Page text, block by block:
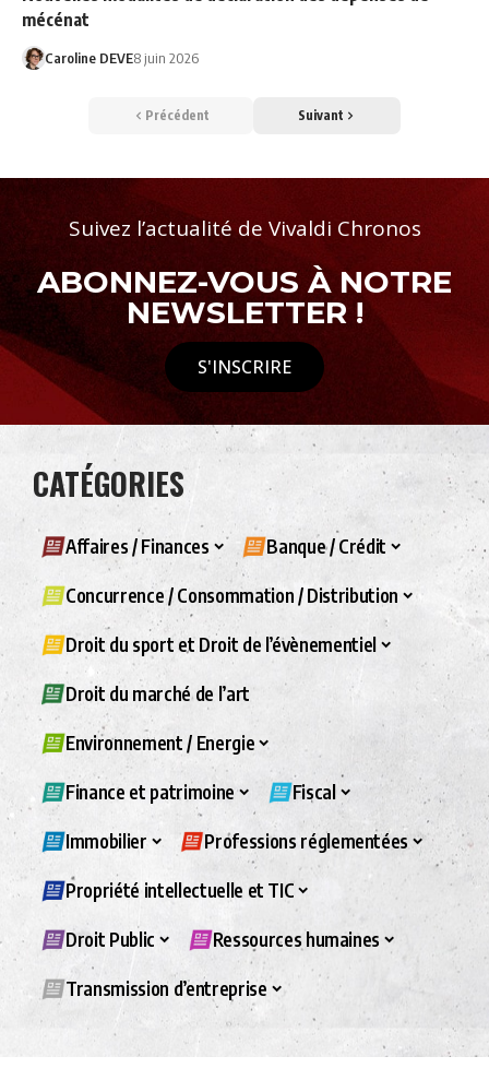
mécénat
Caroline DEVE8 juin 2026
Précédent Suivant
Suivez l’actualité de Vivaldi Chronos
ABONNEZ-VOUS À NOTRE
NEWSLETTER !
S'INSCRIRE
CATÉGORIES
Affaires / Finances Banque / Crédit
Concurrence / Consommation / Distribution
Droit du sport et Droit de l’évènementiel
Droit du marché de l’art
Environnement / Energie
Finance et patrimoine Fiscal
Immobilier Professions réglementées
Propriété intellectuelle et TIC
Droit Public Ressources humaines
Transmission d’entreprise